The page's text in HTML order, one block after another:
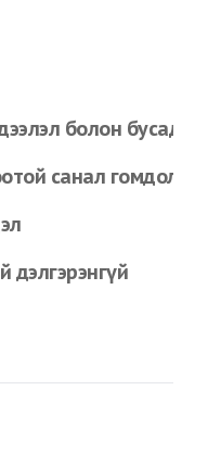
болон бусад
санал гомдол
дэлгэрэнгүй